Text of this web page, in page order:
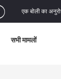
एक बोली का
सभी मामलों